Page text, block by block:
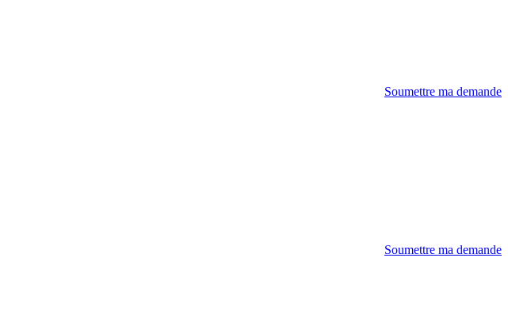
Soumettre ma demande
Soumettre ma demande